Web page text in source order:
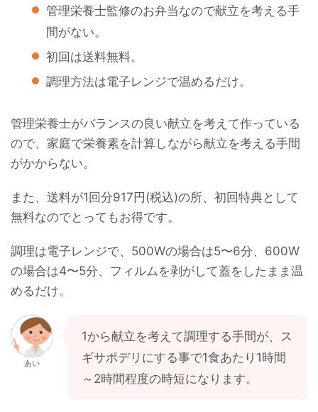
管理栄養士監修のお弁当なので献立を考える手
間がない。
初回は送料無料。
調理方法は電子レンジで温めるだけ。
管理栄養士がバランスの良い献立を考えて作っている
ので、家庭で栄養素を計算しながら献立を考える手間
がかからない。
また、送料が1回分917円(税込)の所、初回特典として
無料なのでとってもお得です。
調理は電子レンジで、500Wの場合は5〜6分、600W
の場合は4〜5分、フィルムを剥がして蓋をしたまま温
めるだけ。
あい
1から献立を考えて調理する手間が、ス
ギサポデリにする事で1食あたり1時間
～2時間程度の時短になります。